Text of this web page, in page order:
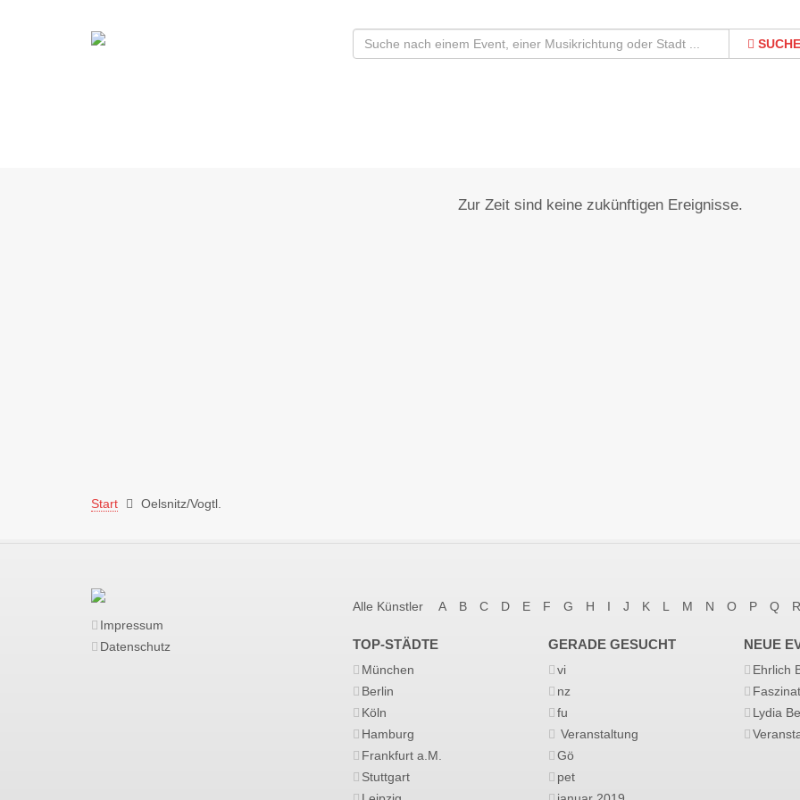
Zur Zeit sind keine zukünftigen Ereignisse.
Start Oelsnitz/Vogtl.
Impressum
Datenschutz
Alle Künstler A B C D E F G H I J K L M N O P Q R
TOP-STÄDTE
München
Berlin
Köln
Hamburg
Frankfurt a.M.
Stuttgart
GERADE GESUCHT
vi
nz
fu
Veranstaltung
Gö
pet
NEUE
Ehrlich
Lydia